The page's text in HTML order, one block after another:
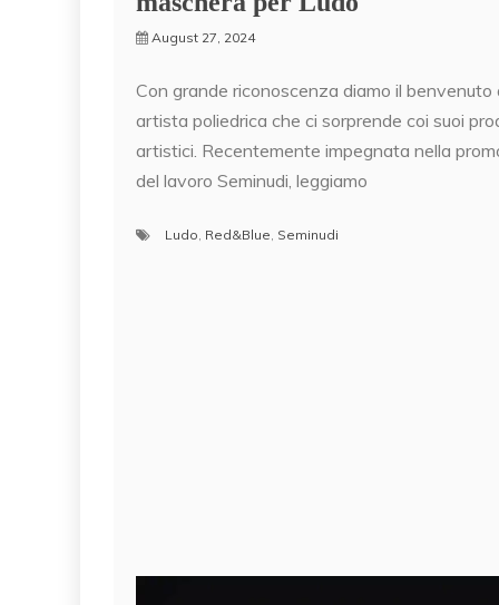
August 27, 2024
Con grande riconoscenza diamo il benvenuto
artista poliedrica che ci sorprende coi suoi
artistici. Recentemente impegnata nella
del lavoro Seminudi, leggiamo
Ludo, Red&Blue, Seminudi